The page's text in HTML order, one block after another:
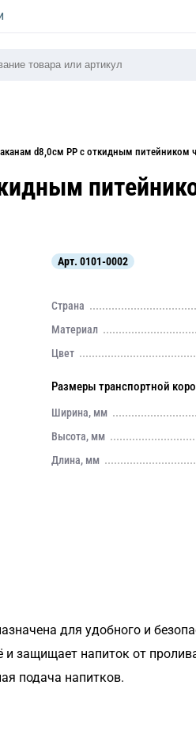
d8,0см PP с откидным питейником
Арт. 0101-0002
Страна
Материал
Цвет
Размеры транспортной
Ширина, мм
Высота, мм
Длина, мм
для удобного и
защищает напиток от
подача напитков.